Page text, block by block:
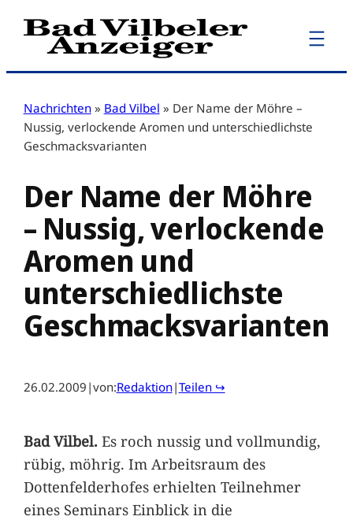
Zum
Inhalt
Nachrichten » Bad Vilbel » Der Name der Möhre –
Nussig, verlockende Aromen und unterschiedlichste
Geschmacksvarianten
Der Name der Möhre
– Nussig, verlockende
Aromen und
unterschiedlichste
Geschmacksvarianten
26.02.2009 |von:Redaktion|Teilen ↪
Bad Vilbel.Es roch nussig und vollmundig,
rübig, möhrig. Im Arbeitsraum des
Dottenfelderhofes erhielten Teilnehmer
eines Seminars Einblick in die